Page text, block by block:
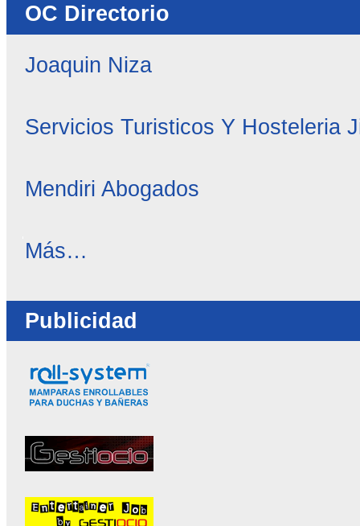
OC Directorio
Joaquin Niza
Servicios Turisticos Y Hosteleria
Mendiri Abogados
OC
Más…
Publicidad